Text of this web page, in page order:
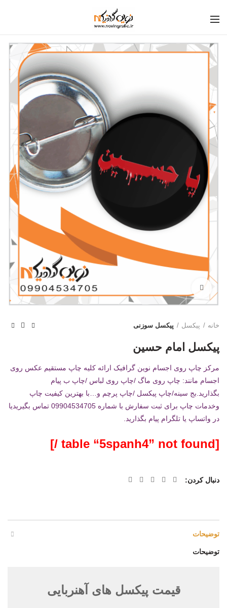
خانه پیکسل پیکسل سوزنی
پیکسل امام حسین
مرکز چاپ روی اجسام نوین گرافیک ارائه کلیه چاپ مستقیم عکس روی
اجسام مانند: چاپ روی ماگ /چاپ روی لباس /چاپ ب پیام
بگذارید.بج سینه/چاپ پیکسل /چاپ پرچم و…با بهترین کیفیت چاپ
وخدمات چاپ برای ثبت سفارش با شماره 09904534705 تماس بگیریدیا
در واتساپ یا تلگرام پیام بگذارید.
[table “5spanh4” not found /]
دنبال کردن
توضیحات
توضیحات
قیمت پیکسل های آهنربایی